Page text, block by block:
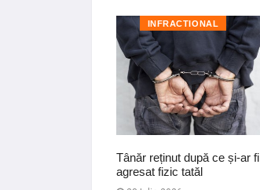
INFRACTIONAL
Tânăr reținut după ce și-ar fi
agresat fizic tatăl